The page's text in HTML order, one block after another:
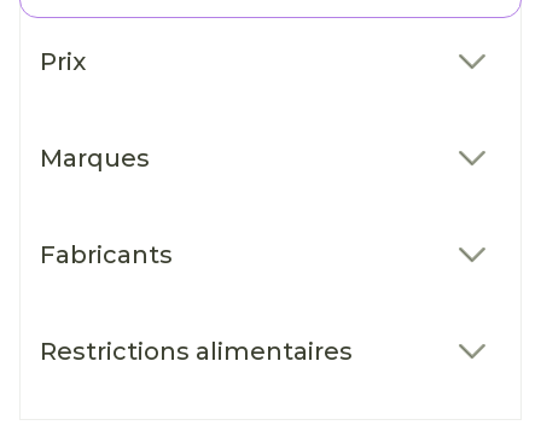
Prix
Marques
Fabricants
Restrictions alimentaires